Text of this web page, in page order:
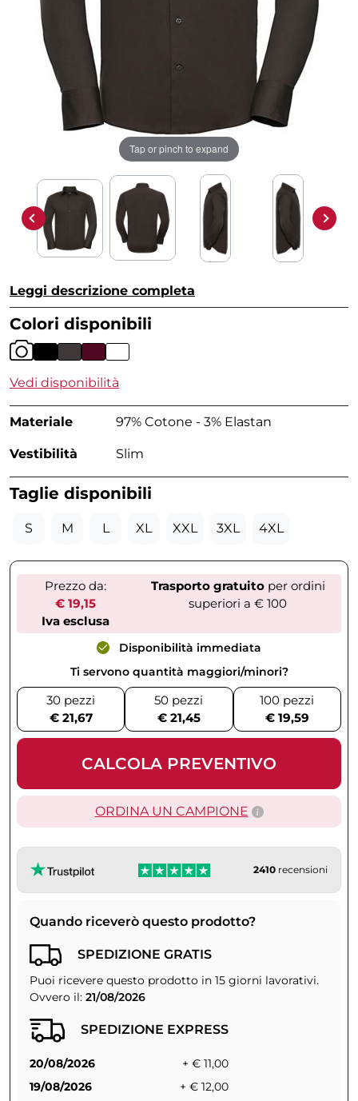
Tap or pinch to expand
Leggi descrizione completa
Colori disponibili
Vedi disponibilità
Materiale 97% Cotone - 3% Elastan
Vestibilità Slim
Taglie disponibili
S M L XL XXL 3XL 4XL
Prezzo da:
€ 19,15
Iva esclusa
Trasporto gratuitoper ordini
superiori a € 100
Disponibilità immediata
Ti servono quantità maggiori/minori?
30 pezzi
€ 21,67
50 pezzi
€ 21,45
100 pezzi
€ 19,59
CALCOLA PREVENTIVO
ORDINA UN CAMPIONE
2410 recensioni
Quando riceverò questo prodotto?
SPEDIZIONE GRATIS
Puoi ricevere questo prodotto in 15 giorni lavorativi.
Ovvero il: 21/08/2026
SPEDIZIONE EXPRESS
20/08/2026
+ € 11,00
19/08/2026
+ € 12,00